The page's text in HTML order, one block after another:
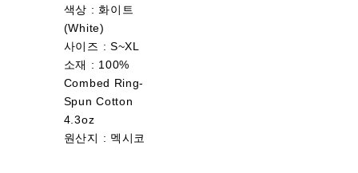
색상 : 화이트
(White)
사이즈 : S~XL
소재 : 100%
Combed Ring-
Spun Cotton
4.3oz
원산지 : 멕시코